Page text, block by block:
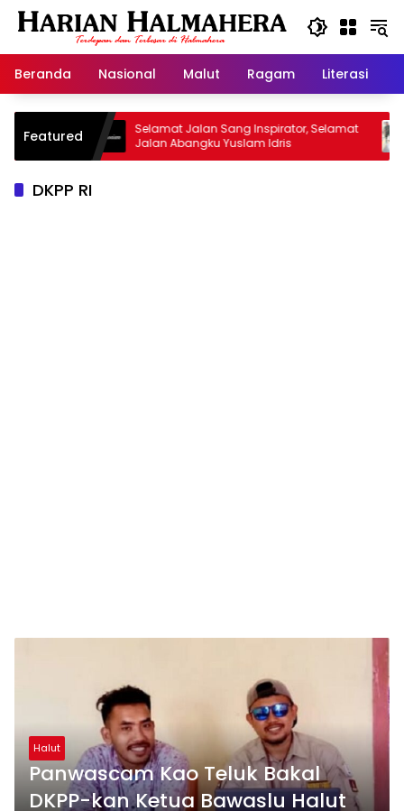
Langsung
Beranda
Nasional Malut Ragam Literasi
Featured
Selamat Jalan Sang Inspirator, Selamat
Jalan Abangku Yuslam Idris
DKPP RI
Halut
Panwascam Kao Teluk Bakal
DKPP-kan Ketua Bawaslu Halut